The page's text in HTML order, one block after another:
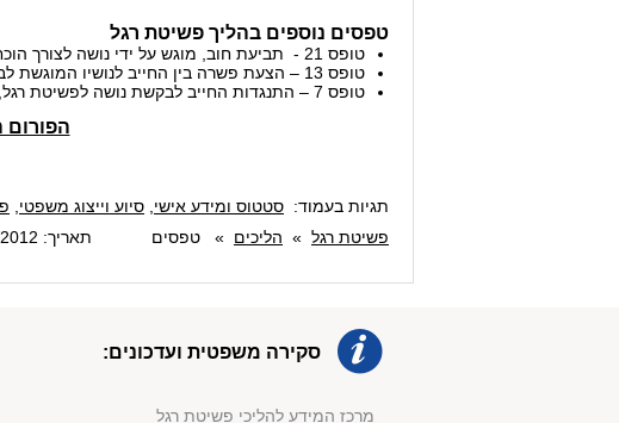
טפסים נוספים בהליך פשיטת רגל
טופס 21 - תביעת חוב, מוגש על ידי נושה לצורך הוכחת חוב כלפיו.
טופס 13 – הצעת פשרה בין החייב לנושיו המוגשת לבית המשפט (הצעת הפשרה תוגש ברוח הטופס ובפירוט רב יותר).
טופס 7 – התנגדות החייב לבקשת נושה לפשיטת רגל, מוגש על ידי חייב שאינו מסכים כי עליו להיות מוכרז כפושט רגל.
הפורום
תגיות בעמוד: סטטוס ומידע אישי סיוע וייצוג משפטי
פשיטת רגל » הליכים » טפסים תאריך: 05/11/2012 17:01
סקירה משפטית ועדכונים:
מרכז המידע להליכי פשיטת רגל